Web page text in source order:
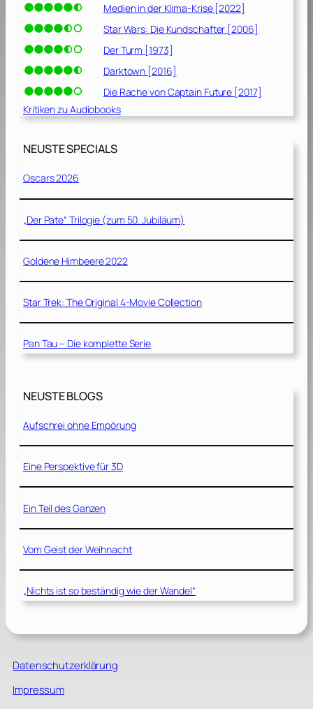
Medien in der Klima-Krise [2022]
Star Wars: Die Kundschafter [2006]
Der Turm [1973]
Darktown [2016]
Die Rache von Captain Future [2017]
Kritiken zu Audiobooks
NEUSTE SPECIALS
Oscars 2026
„Der Pate“ Trilogie (zum 50. Jubiläum)
Goldene Himbeere 2022
Star Trek: The Original 4-Movie Collection
Pan Tau – Die komplette Serie
NEUSTE BLOGS
Aufschrei ohne Empörung
Eine Perspektive für 3D
Ein Teil des Ganzen
Vom Geist der Weihnacht
„Nichts ist so beständig wie der Wandel“
Datenschutzerklärung
Impressum